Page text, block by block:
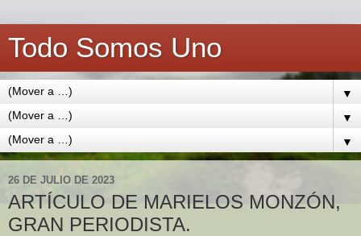
Todo Somos Uno
▼
▼
▼
26 DE JULIO DE 2023
ARTÍCULO DE MARIELOS MONZÓN,
GRAN PERIODISTA.